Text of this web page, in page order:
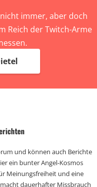
immer, aber doch
Reich der Twitch-Arme
und können auch Berichte
ein bunter Angel-Kosmos
Meinungsfreiheit und eine
dauerhafter Missbrauch